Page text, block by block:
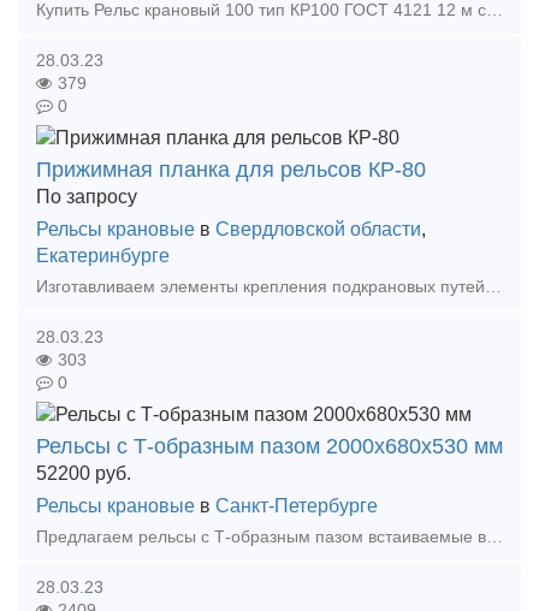
Купить Рельс крановый 100 тип КР100 ГОСТ 4121 12 м старогодный по доступной цене в ЧелябинскеООО "Научно-промышленный комплекс "Специальная металлургия"" ? уникальная организация, объеди
28.03.23
379
0
Прижимная планка для рельсов КР-80
По запросу
Рельсы крановые в Свердловской области,
Екатеринбурге
28.03.23
303
0
Рельсы с Т-образным пазом 2000х680х530 мм
52200 руб.
Рельсы крановые в Санкт-Петербурге
28.03.23